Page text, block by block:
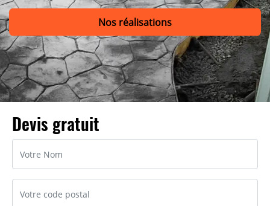
Nos réalisations
Devis gratuit